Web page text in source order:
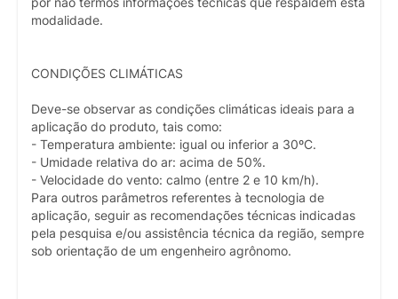
por não termos informações técnicas que respaldem esta
modalidade.
CONDIÇÕES CLIMÁTICAS
Deve-se observar as condições climáticas ideais para a
aplicação do produto, tais como:
- Temperatura ambiente: igual ou inferior a 30ºC.
- Umidade relativa do ar: acima de 50%.
- Velocidade do vento: calmo (entre 2 e 10 km/h).
Para outros parâmetros referentes à tecnologia de
aplicação, seguir as recomendações técnicas indicadas
pela pesquisa e/ou assistência técnica da região, sempre
sob orientação de um engenheiro agrônomo.